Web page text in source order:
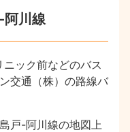
阿川線
ック前などのバス
交通（株）の路線バ
戸-阿川線の地図上